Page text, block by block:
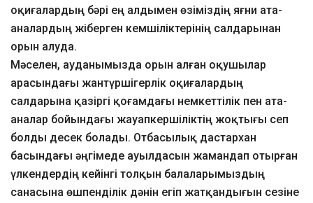
оқиғалардың бәрі ең алдымен өзіміздің яғни ата-
аналардың жіберген кемшіліктерінің салдарынан
орын алуда.
Мәселен, ауданымызда орын алған оқушылар
арасындағы жантүршігерлік оқиғалардың
салдарына қазіргі қоғамдағы немкеттілік пен ата-
аналар бойындағы жауапкершіліктің жоқтығы сеп
болды десек болады. Отбасылық дастархан
басындағы әңгімеде ауылдасын жамандап отырған
үлкендердің кейінгі толқын балаларымыздың
санасына өшпенділік дәнін егіп жатқандығын сезіне